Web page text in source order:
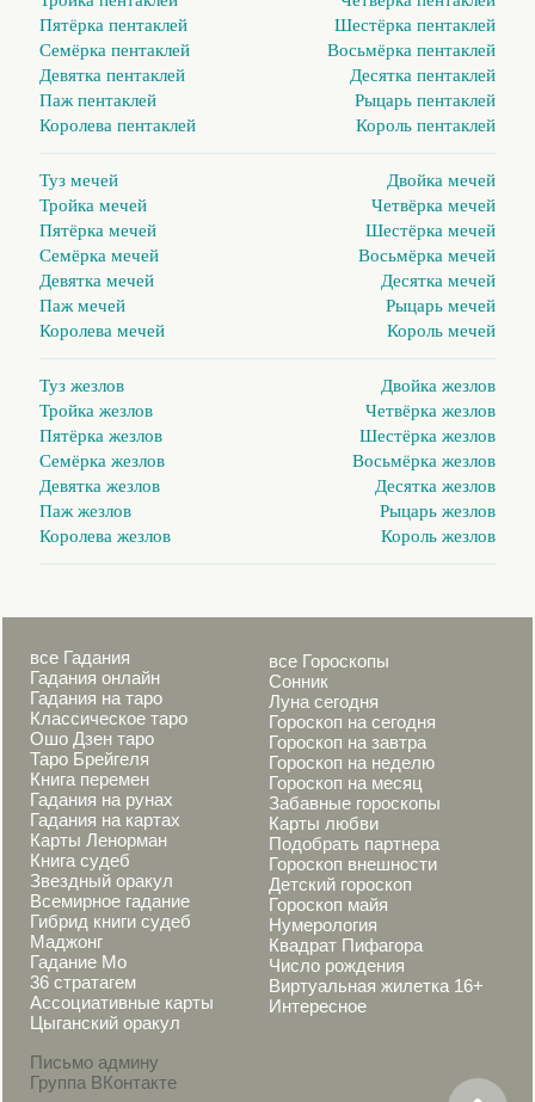
Пятёрка пентаклей
Шестёрка пентаклей
Семёрка пентаклей
Восьмёрка пентаклей
Девятка пентаклей
Десятка пентаклей
Паж пентаклей
Рыцарь пентаклей
Королева пентаклей
Король пентаклей
Туз мечей
Двойка мечей
Тройка мечей
Четвёрка мечей
Пятёрка мечей
Шестёрка мечей
Семёрка мечей
Восьмёрка мечей
Девятка мечей
Десятка мечей
Паж мечей
Рыцарь мечей
Королева мечей
Король мечей
Туз жезлов
Двойка жезлов
Тройка жезлов
Четвёрка жезлов
Пятёрка жезлов
Шестёрка жезлов
Семёрка жезлов
Восьмёрка жезлов
Девятка жезлов
Десятка жезлов
Паж жезлов
Рыцарь жезлов
Королева жезлов
Король жезлов
все Гадания
Гадания онлайн
Гадания на таро
Классическое таро
Ошо Дзен таро
Таро Брейгеля
Книга перемен
Гадания на рунах
Гадания на картах
Карты Ленорман
Книга судеб
Звездный оракул
Всемирное гадание
Гибрид книги судеб
Маджонг
Гадание Мо
36 стратагем
Ассоциативные карты
Цыганский оракул
Письмо админу
Группа ВКонтакте
все Гороскопы
Сонник
Луна сегодня
Гороскоп на сегодня
Гороскоп на завтра
Гороскоп на неделю
Гороскоп на месяц
Забавные гороскопы
Карты любви
Подобрать партнера
Гороскоп внешности
Детский гороскоп
Гороскоп майя
Нумерология
Квадрат Пифагора
Число рождения
Виртуальная жилетка 16+
Интересное